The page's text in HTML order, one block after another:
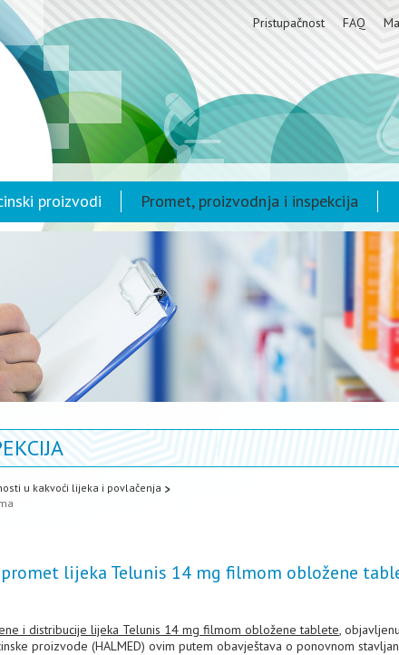
Pristupačnost FAQ
proizvodi Promet, proizvodnja i inspekcija
u kakvoći lijeka i povlačenja
lijeka Telunis 14 mg filmom obložene
i distribucije lijeka Telunis 14 mg filmom obložene tablete,
proizvode (HALMED) ovim putem obavještava o ponovnom